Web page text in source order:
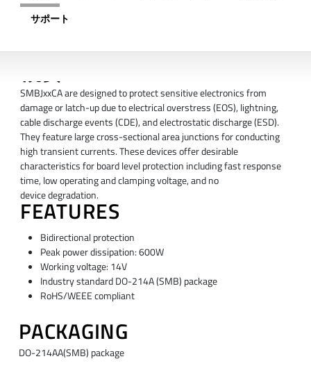
サポート
SMBJxxCA are designed to protect sensitive electronics from
damage or latch-up due to electrical overstress (EOS), lightning,
cable discharge events (CDE), and electrostatic discharge (ESD).
They feature large cross-sectional area junctions for conducting
high transient currents. These devices offer desirable
characteristics for board level protection including fast response
time, low operating and clamping voltage, and no
device degradation.
FEATURES
Bidirectional protection
Peak power dissipation: 600W
Working voltage: 14V
Industry standard DO-214A (SMB) package
RoHS/WEEE compliant
PACKAGING
DO-214AA(SMB) package